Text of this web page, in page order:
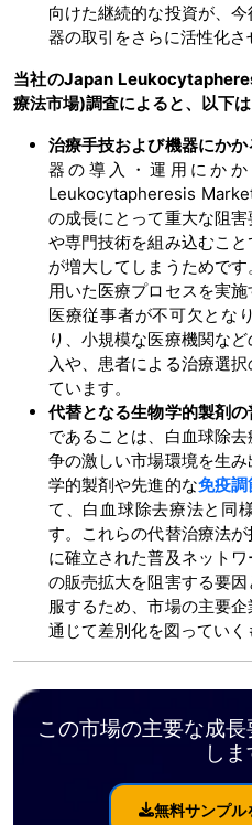
向けた継続的な投資が、
器の取引をさらに活性化さ
当社のJapan
療法市場)調査によると、以下は
治療手技および機器にかか
器の導入・運用にか
Leukocytapheresis
の成長にとって重大な阻
や専門技術を組み込むこ
が増大してしまうためで
用いた医療プロセスを実
医療従事者が不可欠とな
り、小規模な医療機関な
入や、患者による治療選
ています。
代替となる生物学的製剤の
であることは、白血球除
争の激しい市場環境を生
学的製剤や先進的な免疫調
て、白血球除去療法と同
す。これらの代替治療法
に確立された普及ネット
の販売拡大を阻害する要
服するため、市場の主要
通じて差別化を図っていく
この市場の主要な成
しま
無料サンプル